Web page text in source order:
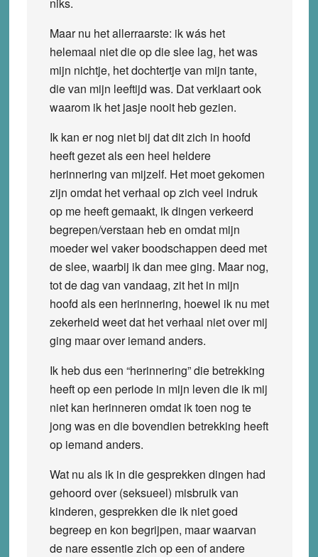
Maar nu het allerraarste: ik wás het
helemaal niet die op die slee lag, het was
mijn nichtje, het dochtertje van mijn tante,
die van mijn leeftijd was. Dat verklaart ook
waarom ik het jasje nooit heb gezien.
Ik kan er nog niet bij dat dit zich in hoofd
heeft gezet als een heel heldere
herinnering van mijzelf. Het moet gekomen
zijn omdat het verhaal op zich veel indruk
op me heeft gemaakt, ik dingen verkeerd
begrepen/verstaan heb en omdat mijn
moeder wel vaker boodschappen deed met
de slee, waarbij ik dan mee ging. Maar nog,
tot de dag van vandaag, zit het in mijn
hoofd als een herinnering, hoewel ik nu met
zekerheid weet dat het verhaal niet over mij
ging maar over iemand anders.
Ik heb dus een “herinnering” die betrekking
heeft op een periode in mijn leven die ik mij
niet kan herinneren omdat ik toen nog te
jong was en die bovendien betrekking heeft
op iemand anders.
Wat nu als ik in die gesprekken dingen had
gehoord over (seksueel) misbruik van
kinderen, gesprekken die ik niet goed
begreep en kon begrijpen, maar waarvan
de nare essentie zich op een of andere